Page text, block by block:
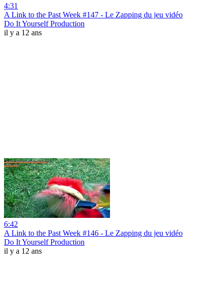
4:31
A Link to the Past Week #147 - Le Zapping du jeu vidéo
Do It Yourself Production
il y a 12 ans
6:42
A Link to the Past Week #146 - Le Zapping du jeu vidéo
Do It Yourself Production
il y a 12 ans